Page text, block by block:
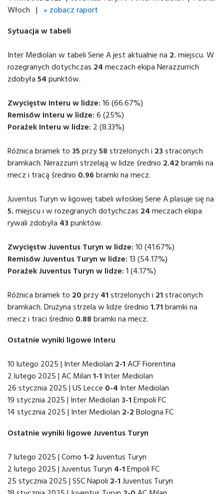
Włoch | » zobacz raport
Sytuacja w tabeli
Inter Mediolan w tabeli Serie A jest aktualnie na 2. miejscu. W
rozegranych dotychczas 24 meczach ekipa Nerazzurrich
zdobyła 54 punktów.
Zwycięstw Interu w lidze: 16 (66.67%)
Remisów Interu w lidze: 6 (25%)
Porażek Interu w lidze: 2 (8.33%)
Różnica bramek to 35 przy58 strzelonych i 23 straconych
bramkach. Nerazzurri strzelają w lidze średnio 2.42 bramki na
mecz i tracą średnio 0.96 bramki na mecz.
Juventus Turyn w ligowej tabeli włoskiej Serie A plasuje się na
5. miejscu i w rozegranych dotychczas 24 meczach ekipa
rywali zdobyła 43 punktów.
Zwycięstw Juventus Turyn w lidze: 10 (41.67%)
Remisów Juventus Turyn w lidze: 13 (54.17%)
Porażek Juventus Turyn w lidze: 1 (4.17%)
Różnica bramek to 20 przy 41 strzelonych i 21 straconych
bramkach. Drużyna strzela w lidze średnio 1.71 bramki na
mecz i traci średnio 0.88 bramki na mecz.
Ostatnie wyniki ligowe Interu
10 lutego 2025 | Inter Mediolan 2-1 ACF Fiorentina
2 lutego 2025 | AC Milan 1-1 Inter Mediolan
26 stycznia 2025 | US Lecce 0-4 Inter Mediolan
19 stycznia 2025 | Inter Mediolan 3-1 Empoli FC
14 stycznia 2025 | Inter Mediolan 2-2 Bologna FC
Ostatnie wyniki ligowe Juventus Turyn
7 lutego 2025 | Como 1-2 Juventus Turyn
2 lutego 2025 | Juventus Turyn 4-1 Empoli FC
25 stycznia 2025 | SSC Napoli 2-1 Juventus Turyn